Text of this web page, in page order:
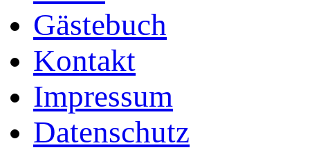
Gästebuch
Kontakt
Impressum
Datenschutz